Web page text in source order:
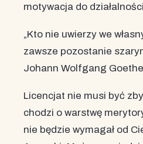
motywacja do
„Kto nie uwierzy we
zawsze pozostanie
Johann Wolfgang Goethe
Licencjat nie musi być
chodzi o warstwę
nie będzie wymagał od